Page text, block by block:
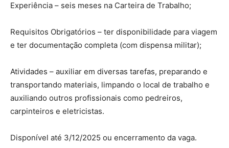
Experiência – seis meses na Carteira de Trabalho;
Requisitos Obrigatórios – ter disponibilidade para viagem
e ter documentação completa (com dispensa militar);
Atividades – auxiliar em diversas tarefas, preparando e
transportando materiais, limpando o local de trabalho e
auxiliando outros profissionais como pedreiros,
carpinteiros e eletricistas.
Disponível até 3/12/2025 ou encerramento da vaga.